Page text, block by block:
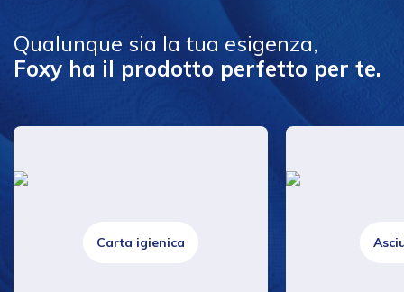
Qualunque sia la tua esigenza,
Foxy ha il prodotto perfetto per te.
Carta igienica